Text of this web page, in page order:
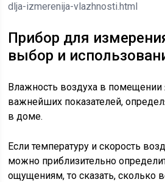
dlja-izmerenija-vlazhnosti.html
Прибор для
выбор и
Влажность воздуха в помещении
важнейших показателей,
в доме.
Если температуру и скорость
можно приблизительно
ощущениям, то сказать, сколько